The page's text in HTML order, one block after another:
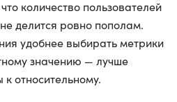
количество пользователей
делится ровно пополам.
удобнее выбирать метрики
значению — лучше
к относительному.